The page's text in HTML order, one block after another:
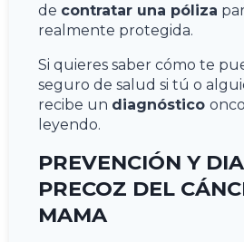
de contratar una póliza
realmente protegida.
Si quieres saber cómo te
seguro de salud si tú o
recibe un diagnóstico
leyendo.
PREVENCIÓN Y
PRECOZ DEL
MAMA